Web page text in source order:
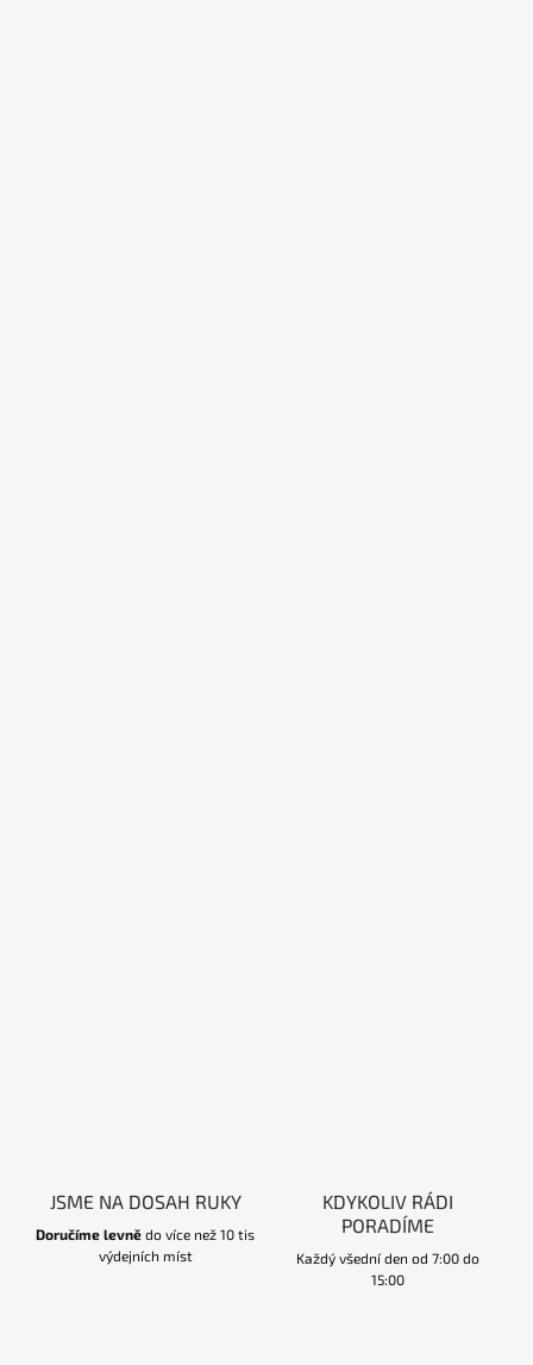
JSME NA DOSAH RUKY
Doručíme levně do více než 10 tis
výdejních míst
KDYKOLIV RÁDI
PORADÍME
Každý všední den od 7:00 do
15:00